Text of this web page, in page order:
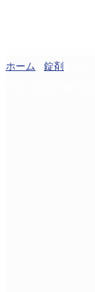
ホーム 錠剤